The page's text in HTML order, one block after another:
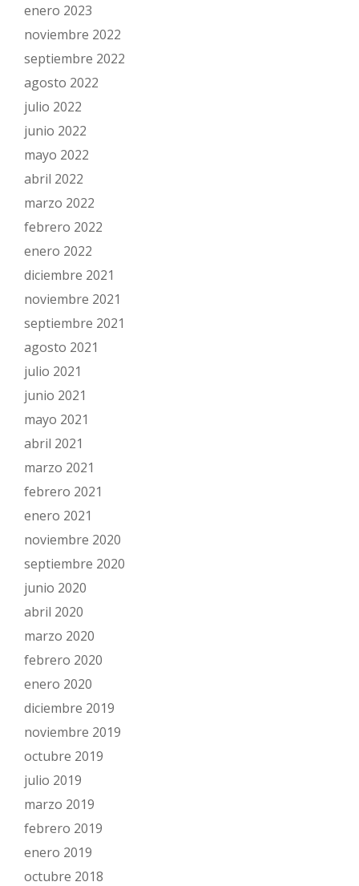
enero 2023
noviembre 2022
septiembre 2022
agosto 2022
julio 2022
junio 2022
mayo 2022
abril 2022
marzo 2022
febrero 2022
enero 2022
diciembre 2021
noviembre 2021
septiembre 2021
agosto 2021
julio 2021
junio 2021
mayo 2021
abril 2021
marzo 2021
febrero 2021
enero 2021
noviembre 2020
septiembre 2020
junio 2020
abril 2020
marzo 2020
febrero 2020
enero 2020
diciembre 2019
noviembre 2019
octubre 2019
julio 2019
marzo 2019
febrero 2019
enero 2019
octubre 2018